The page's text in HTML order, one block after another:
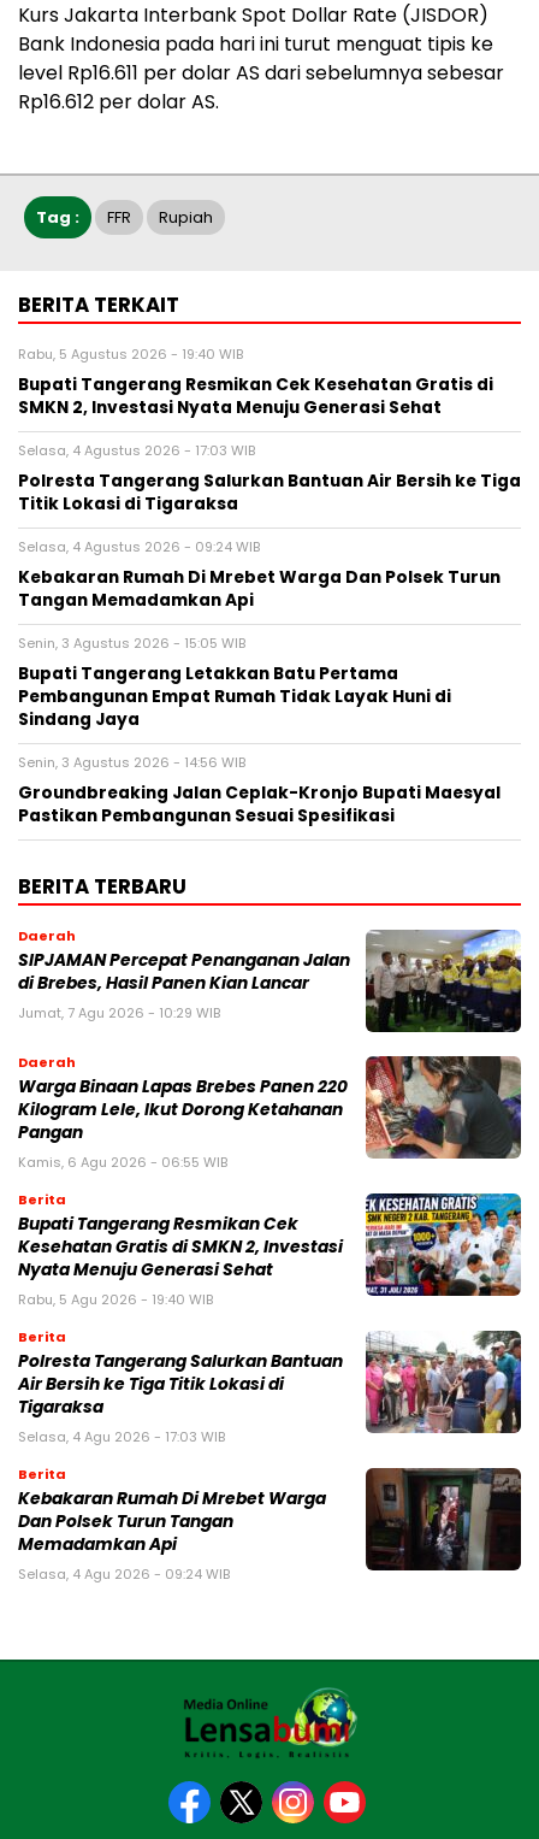
Kurs Jakarta Interbank Spot Dollar Rate (JISDOR)
Bank Indonesia pada hari ini turut menguat tipis ke
level Rp16.611 per dolar AS dari sebelumnya sebesar
Rp16.612 per dolar AS.
Tag : FFR Rupiah
BERITA TERKAIT
Rabu, 5 Agustus 2026 - 19:40 WIB
‎Bupati Tangerang Resmikan Cek Kesehatan Gratis di
SMKN 2, Investasi Nyata Menuju Generasi Sehat
Selasa, 4 Agustus 2026 - 17:03 WIB
Polresta Tangerang Salurkan Bantuan Air Bersih ke Tiga
Titik Lokasi di Tigaraksa
Selasa, 4 Agustus 2026 - 09:24 WIB
Kebakaran Rumah Di Mrebet Warga Dan Polsek Turun
Tangan Memadamkan Api
Senin, 3 Agustus 2026 - 15:05 WIB
Bupati Tangerang Letakkan Batu Pertama
Pembangunan Empat Rumah Tidak Layak Huni di
Sindang Jaya
Senin, 3 Agustus 2026 - 14:56 WIB
Groundbreaking Jalan Ceplak-Kronjo Bupati Maesyal
Pastikan Pembangunan Sesuai Spesifikasi
BERITA TERBARU
Daerah
SIPJAMAN Percepat Penanganan Jalan
di Brebes, Hasil Panen Kian Lancar
Jumat, 7 Agu 2026 - 10:29 WIB
Daerah
Warga Binaan Lapas Brebes Panen 220
Kilogram Lele, Ikut Dorong Ketahanan
Pangan
Kamis, 6 Agu 2026 - 06:55 WIB
Berita
‎Bupati Tangerang Resmikan Cek
Kesehatan Gratis di SMKN 2, Investasi
Nyata Menuju Generasi Sehat
Rabu, 5 Agu 2026 - 19:40 WIB
Berita
Polresta Tangerang Salurkan Bantuan
Air Bersih ke Tiga Titik Lokasi di
Tigaraksa
Selasa, 4 Agu 2026 - 17:03 WIB
Berita
Kebakaran Rumah Di Mrebet Warga
Dan Polsek Turun Tangan
Memadamkan Api
Selasa, 4 Agu 2026 - 09:24 WIB